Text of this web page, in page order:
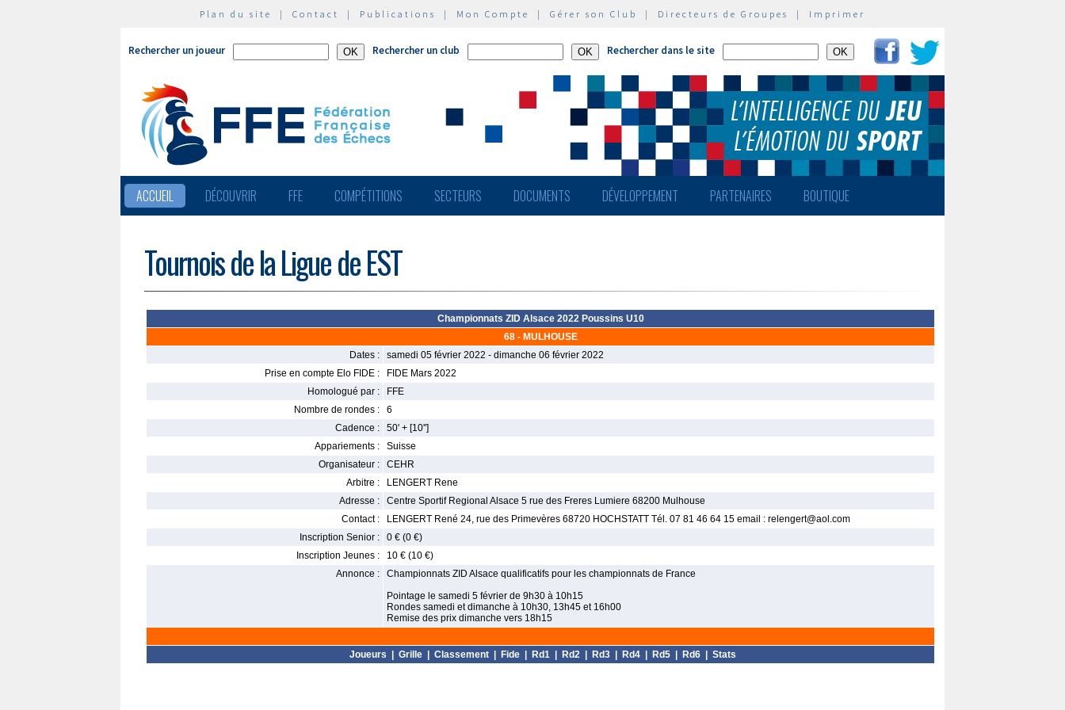
Plan du site | Contact | Publications | Mon Compte | Gérer son Club | Directeurs de Groupes | Imprimer
Rechercher un joueur Rechercher un club Rechercher dans le site
ACCUEIL DÉCOUVRIR FFE COMPÉTITIONS SECTEURS DOCUMENTS DÉVELOPPEMENT PARTENAIRES BOUTIQUE
Tournois de la Ligue de EST
Championnats ZID Alsace 2022 Poussins U10
68 - MULHOUSE
Dates :
samedi 05 février 2022 - dimanche 06 février 2022
Prise en compte Elo FIDE :
FIDE Mars 2022
Homologué par :
FFE
Nombre de rondes :
6
Cadence :
50' + [10'']
Appariements :
Suisse
Organisateur :
CEHR
Arbitre :
LENGERT Rene
Adresse :
Centre Sportif Regional Alsace 5 rue des Freres Lumiere 68200 Mulhouse
Contact :
LENGERT René 24, rue des Primevères 68720 HOCHSTATT Tél. 07 81 46 64 15 email : relengert@aol.com
Inscription Senior :
0 € (0 €)
Inscription Jeunes :
10 € (10 €)
Annonce :
Championnats ZID Alsace qualificatifs pour les championnats de France
Pointage le samedi 5 février de 9h30 à 10h15
Rondes samedi et dimanche à 10h30, 13h45 et 16h00
Remise des prix dimanche vers 18h15
Joueurs Grille Classement Fide Rd1 Rd2 Rd3 Rd4 Rd5 Rd6 Stats